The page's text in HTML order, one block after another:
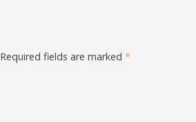
Required fields are marked *